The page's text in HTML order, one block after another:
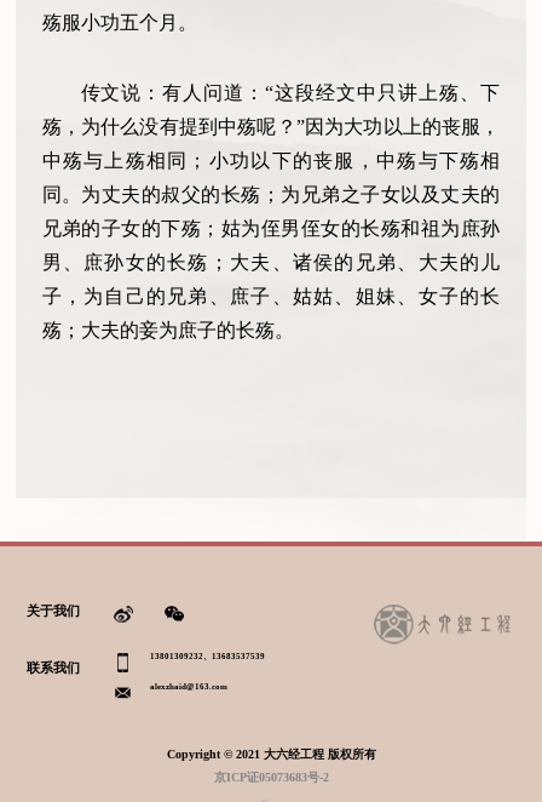
殇服小功五个月。
传文说：有人问道：“这段经文中只讲上殇、下
殇，为什么没有提到中殇呢？”因为大功以上的丧服，
中殇与上殇相同；小功以下的丧服，中殇与下殇相
同。为丈夫的叔父的长殇；为兄弟之子女以及丈夫的
兄弟的子女的下殇；姑为侄男侄女的长殇和祖为庶孙
男、庶孙女的长殇；大夫、诸侯的兄弟、大夫的儿
子，为自己的兄弟、庶子、姑姑、姐妹、女子的长
殇；大夫的妾为庶子的长殇。
关于我们
联系我们
13801309232、13683537539
alexzhaid@163.com
Copyright © 2021 大六经工程 版权所有
京ICP证05073683号-2